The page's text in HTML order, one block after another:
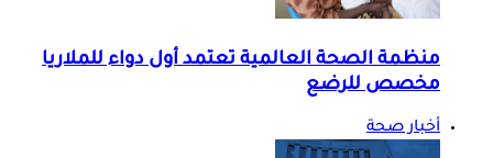
منظمة الصحة العالمية تعتمد أول دواء للملاريا
مخصص للرضع
أخبار صحة